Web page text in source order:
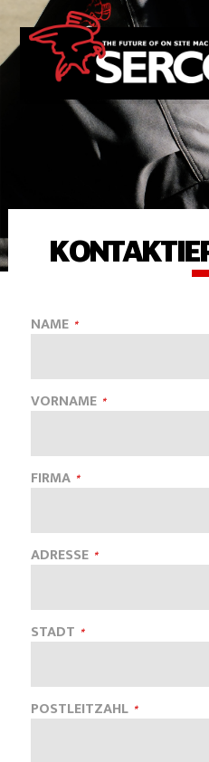
NAME
VORNAME
FIRMA
ADRESSE
STADT
POSTLEITZAHL